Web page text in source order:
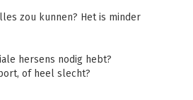
zou kunnen? Het is minder
hersens nodig hebt?
of heel slecht?